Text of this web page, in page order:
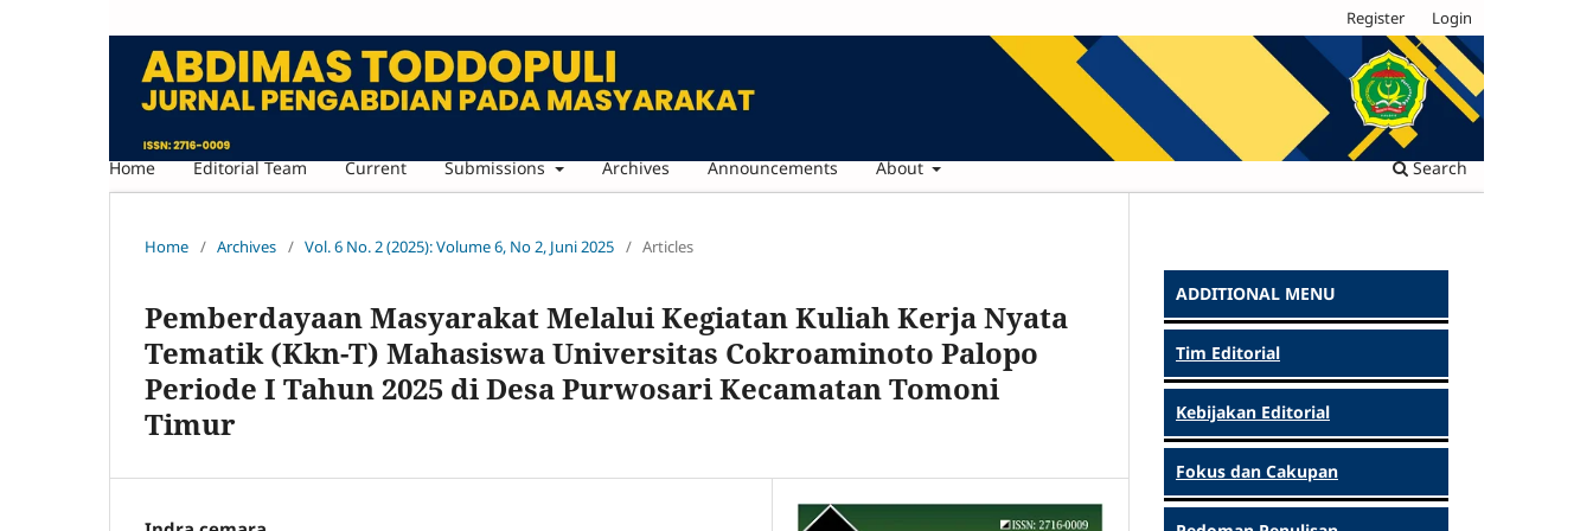
Home Editorial Team Current Submissions Archives Announcements About Search
Register Login
Home / Archives / Vol. 6 No. 2 (2025): Volume 6, No 2, Juni 2025 / Articles
Pemberdayaan Masyarakat Melalui Kegiatan Kuliah Kerja Nyata
Tematik (Kkn-T) Mahasiswa Universitas Cokroaminoto Palopo
Periode I Tahun 2025 di Desa Purwosari Kecamatan Tomoni
Timur
ADDITIONAL MENU
Tim Editorial
Kebijakan Editorial
Fokus dan Cakupan